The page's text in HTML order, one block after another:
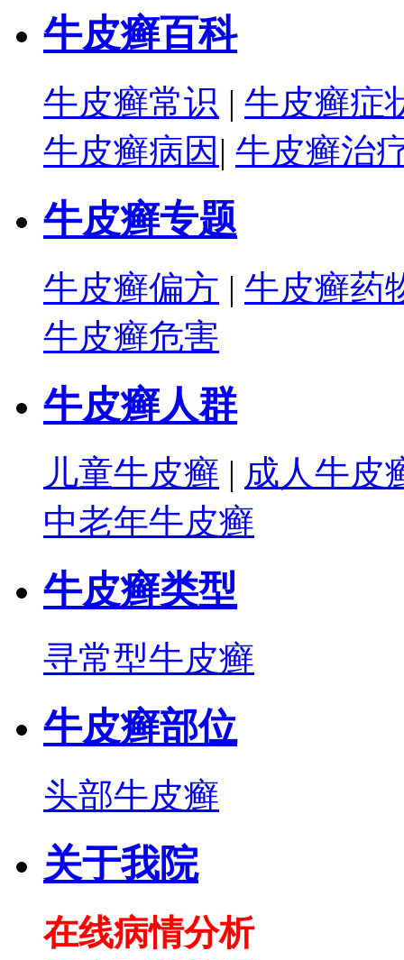
牛皮癣百科
牛皮癣常识 | 牛皮癣症
牛皮癣病因 | 牛皮癣治
牛皮癣专题
牛皮癣偏方 | 牛皮癣药
牛皮癣危害
牛皮癣人群
儿童牛皮癣 | 成人牛皮
中老年牛皮癣
牛皮癣类型
寻常型牛皮癣
牛皮癣部位
头部牛皮癣
关于我院
在线病情分析